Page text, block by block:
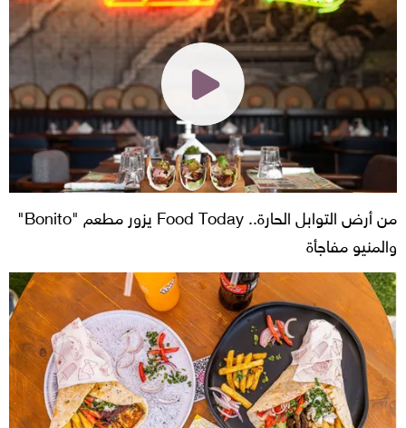
من أرض التوابل الحارة.. Food Today يزور مطعم "Bonito"
والمنيو مفاجأة